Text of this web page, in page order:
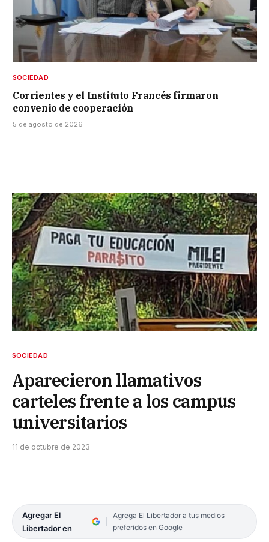
SOCIEDAD
Corrientes y el Instituto Francés firmaron
convenio de cooperación
5 de agosto de 2026
SOCIEDAD
Aparecieron llamativos
carteles frente a los campus
universitarios
11 de octubre de 2023
Agregar El
Libertador en
Agrega El Libertador a tus medios
preferidos en Google